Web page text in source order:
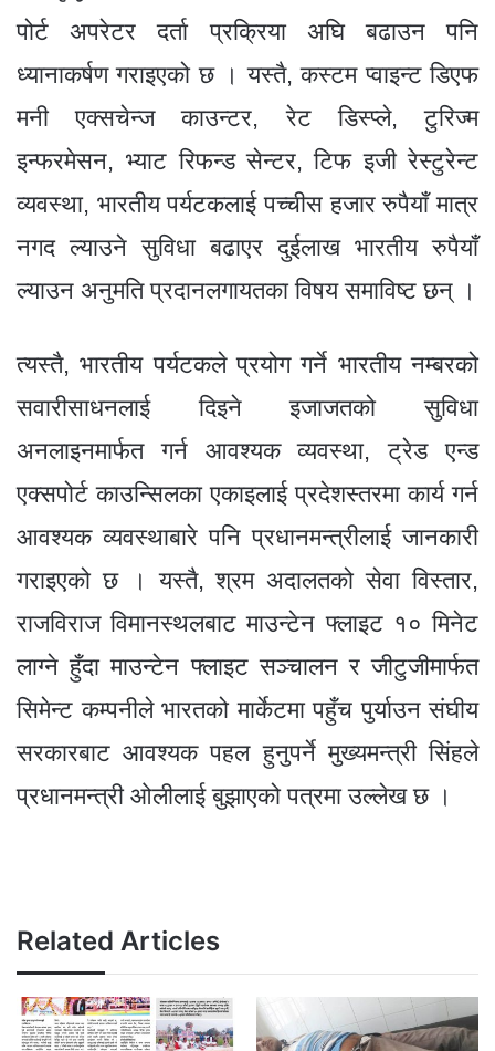
पोर्ट अपरेटर दर्ता प्रक्रिया अघि बढाउन पनि
ध्यानाकर्षण गराइएको छ । यस्तै, कस्टम प्वाइन्ट डिएफ
मनी एक्सचेन्ज काउन्टर, रेट डिस्प्ले, टुरिज्म
इन्फरमेसन, भ्याट रिफन्ड सेन्टर, टिफ इजी रेस्टुरेन्ट
व्यवस्था, भारतीय पर्यटकलाई पच्चीस हजार रुपैयाँ मात्र
नगद ल्याउने सुविधा बढाएर दुईलाख भारतीय रुपैयाँ
ल्याउन अनुमति प्रदानलगायतका विषय समाविष्ट छन् ।
त्यस्तै, भारतीय पर्यटकले प्रयोग गर्ने भारतीय नम्बरको
सवारीसाधनलाई दिइने इजाजतको सुविधा
अनलाइनमार्फत गर्न आवश्यक व्यवस्था, ट्रेड एन्ड
एक्सपोर्ट काउन्सिलका एकाइलाई प्रदेशस्तरमा कार्य गर्न
आवश्यक व्यवस्थाबारे पनि प्रधानमन्त्रीलाई जानकारी
गराइएको छ । यस्तै, श्रम अदालतको सेवा विस्तार,
राजविराज विमानस्थलबाट माउन्टेन फ्लाइट १० मिनेट
लाग्ने हुँदा माउन्टेन फ्लाइट सञ्चालन र जीटुजीमार्फत
सिमेन्ट कम्पनीले भारतको मार्केटमा पहुँच पुर्याउन संघीय
सरकारबाट आवश्यक पहल हुनुपर्ने मुख्यमन्त्री सिंहले
प्रधानमन्त्री ओलीलाई बुझाएको पत्रमा उल्लेख छ ।
Related Articles